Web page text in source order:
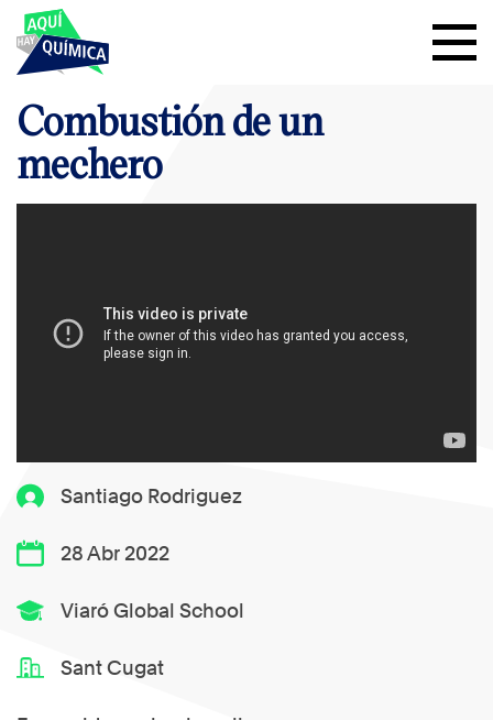
Santiago Rodriguez
28 Abr 2022
Viaró Global School
Sant Cugat
Combustión de un
mechero